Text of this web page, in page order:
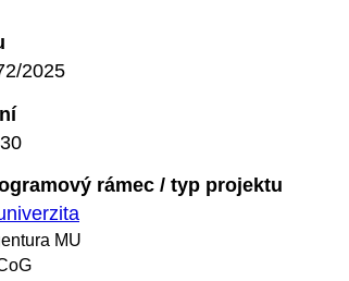
2025
rámec / typ projektu
MU